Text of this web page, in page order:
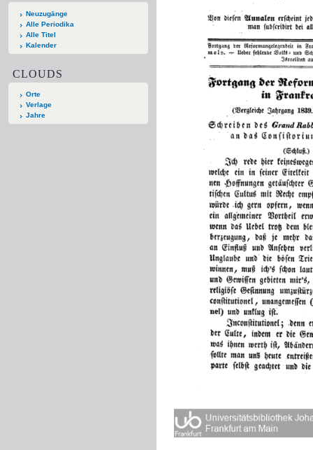
Neuzugänge
Alle Periodika
Alle Titel
Kalender
CLOUDS
Orte
Verlage
Jahre